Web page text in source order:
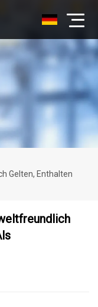
Gelten, Enthalten